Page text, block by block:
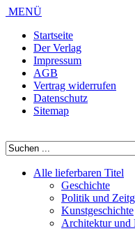
MENÜ
Startseite
Der Verlag
Impressum
AGB
Vertrag widerrufen
Datenschutz
Sitemap
Alle lieferbaren Titel
Geschichte
Politik und
Kunstgeschichte
Architektur und